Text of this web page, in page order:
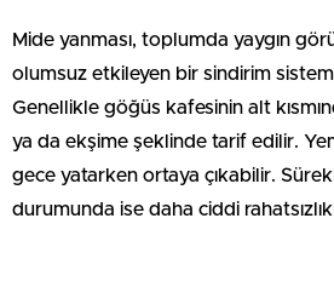
Mide yanması, toplumda yaygın
olumsuz etkileyen bir sindirim
Genellikle göğüs kafesinin alt
ya da ekşime şeklinde tarif edilir.
gece yatarken ortaya çıkabilir.
durumunda ise daha ciddi